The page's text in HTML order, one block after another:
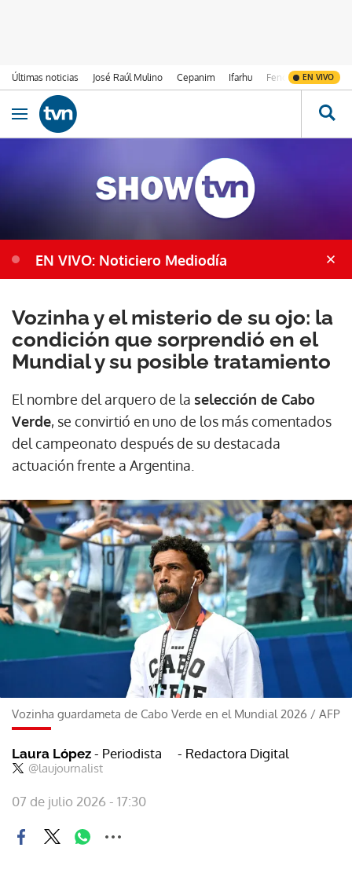
Últimas noticias José Raúl Mulino Cepanim Ifarhu Fenómeno de El
EN VIVO
Ir al contenido
Obrir navegació
EN VIVO: Noticiero Mediodía
Vozinha y el misterio de su ojo: la
condición que sorprendió en el
Mundial y su posible tratamiento
El nombre del arquero de la selección de Cabo
Verde, se convirtió en uno de los más comentados
del campeonato después de su destacada
actuación frente a Argentina.
Vozinha guardameta de Cabo Verde en el Mundial 2026 / AFP
Laura López - Periodista
@laujournalist
- Redactora Digital
07 de julio 2026 - 17:30